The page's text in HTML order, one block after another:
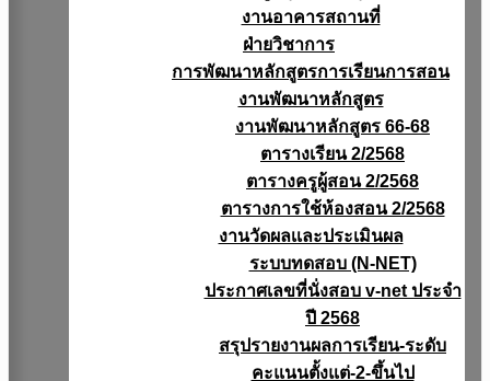
งานอาคารสถานที่
ฝ่ายวิชาการ
การพัฒนาหลักสูตรการเรียนการสอน
งานพัฒนาหลักสูตร
งานพัฒนาหลักสูตร 66-68
ตารางเรียน 2/2568
ตารางครูผู้สอน 2/2568
ตารางการใช้ห้องสอน 2/2568
งานวัดผลเเละประเมินผล
ระบบทดสอบ (N-NET)
ประกาศเลขที่นั่งสอบ v-net ประจำ
ปี 2568
สรุปรายงานผลการเรียน-ระดับ
คะแนนตั้งแต่-2-ขึ้นไป